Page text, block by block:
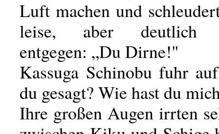
Luft machen und
leise, aber
entgegen: „Du Dirne!"
Kassuga Schinobu fuhr
du gesagt? Wie hast du
Ihre großen Augen irrten